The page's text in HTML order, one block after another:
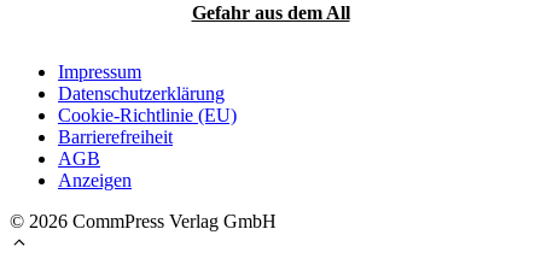
Gefahr aus dem All
Impressum
Datenschutzerklärung
Cookie-Richtlinie (EU)
Barrierefreiheit
AGB
Anzeigen
© 2026 CommPress Verlag GmbH